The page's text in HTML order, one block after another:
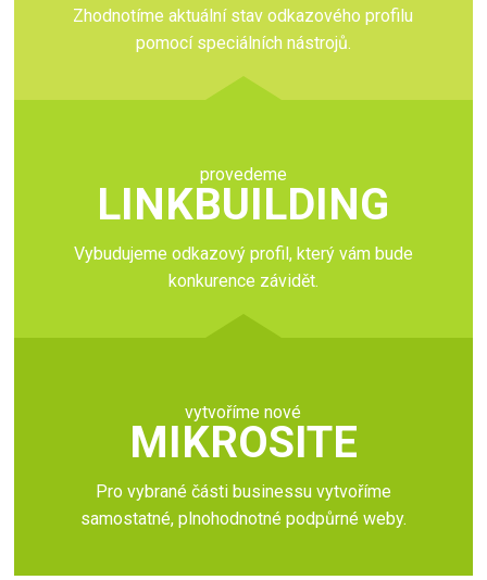
Zhodnotíme aktuální stav odkazového profilu
pomocí speciálních nástrojů.
provedeme
LINKBUILDING
Vybudujeme odkazový profil, který vám bude
konkurence závidět.
vytvoříme nové
MIKROSITE
Pro vybrané části businessu vytvoříme
samostatné, plnohodnotné podpůrné weby.